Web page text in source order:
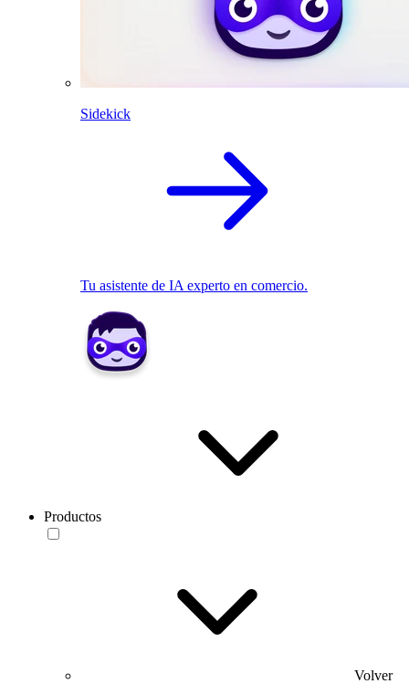
Sidekick
Tu asistente de IA experto en comercio.
Productos
Volver